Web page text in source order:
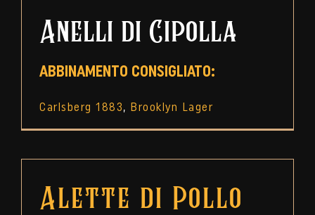
Anelli di Cipolla
ABBINAMENTO CONSIGLIATO:
Carlsberg 1883, Brooklyn Lager
Alette di Pollo